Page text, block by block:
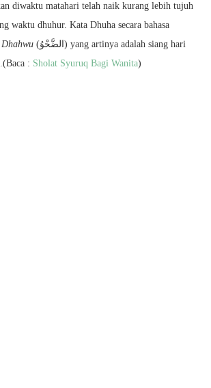
diwaktu matahari telah naik kurang lebih tujuh
waktu dhuhur. Kata Dhuha secara bahasa
(الضَّحْوُ) yang artinya adalah siang hari
: Sholat Syuruq Bagi Wanita)